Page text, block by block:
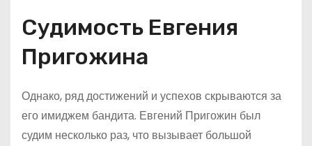
Судимость Евгения
Пригожина
Однако, ряд достижений и успехов скрываются за
его имиджем бандита. Евгений Пригожин был
судим несколько раз, что вызывает большой